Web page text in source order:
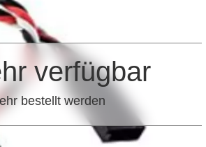
verfügbar
bestellt werden